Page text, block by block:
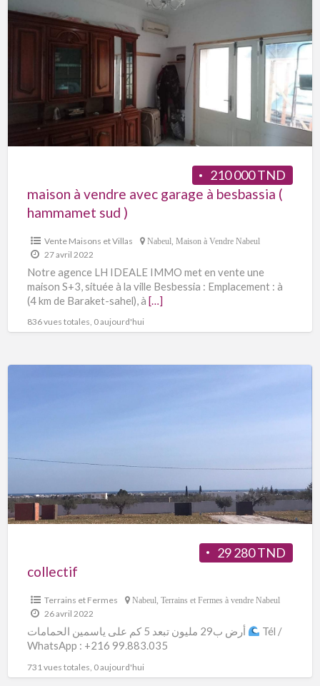
210 000 TND
maison à vendre avec garage à besbassia (
hammamet sud )
Vente Maisons et Villas Nabeul Maison à Vendre Nabeul
27 avril 2022
Notre agence LH IDEALE IMMO met en vente une
maison S+3, située à la ville Besbessia : Emplacement : à
(4 km de Baraket-sahel), à […]
836 vues totales, 0 aujourd'hui
29 280 TND
collectif
Terrains et Fermes Nabeul Terrains et Fermes à vendre Nabeul
26 avril 2022
أرض ب29 مليون تبعد 5 كم على ياسمين الحمامات
Tél /
WhatsApp : +216 99.883.035
731 vues totales, 0 aujourd'hui